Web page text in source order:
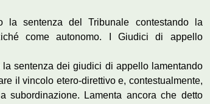
la sentenza del Tribunale contestando la
come autonomo. I Giudici di appello
sentenza dei giudici di appello lamentando
il vincolo etero-direttivo e, contestualmente,
subordinazione. Lamenta ancora che detto